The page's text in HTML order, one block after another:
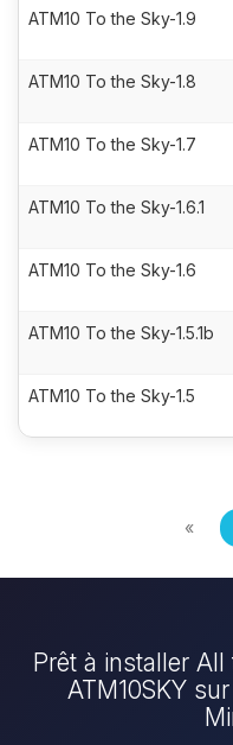
ATM10 To the Sky-1.9
ATM10 To the Sky-1.8
ATM10 To the Sky-1.7
ATM10 To the Sky-1.6.1
ATM10 To the Sky-1.6
ATM10 To the Sky-1.5.1b
ATM10 To the Sky-1.5
«
Prêt à installer
ATM10SKY